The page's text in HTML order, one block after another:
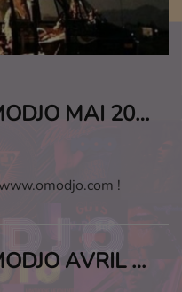
PLAY ! OMODJO MAI 2026
!
PLAY ! OMODJO AVRIL 2026